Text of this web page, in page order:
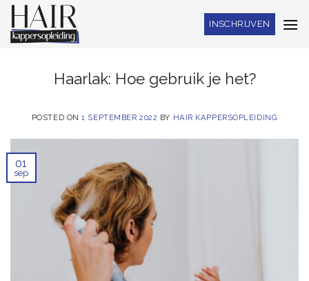
Skip
content
INSCHRIJVEN
Haarlak: Hoe gebruik je het?
POSTED ON1 SEPTEMBER 2022 BY HAIR KAPPERSOPLEIDING
01
sep